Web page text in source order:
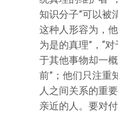
知识分子”可以被
这种人形容为，
为是的真理”，“
于其他事物却一
前”；他们只注重
人之间关系的重
亲近的人。要对